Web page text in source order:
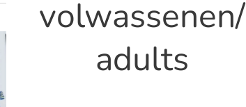
volwassenen/
adults